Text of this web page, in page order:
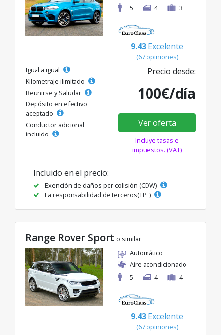
5
4 3
9.43 Excelente
(67 opiniones)
Igual a igual
Kilometraje ilimitado
Reunirse y Saludar
Depósito en efectivo
aceptado
Conductor adicional
incluido
Precio desde:
100€/día
Ver oferta
Incluye tasas e
impuestos. (VAT)
Incluido en el precio:
Exención de daños por colisión (CDW)
La responsabilidad de terceros(TPL)
Range Rover Sport o similar
Automático
Aire acondicionado
5
4 4
9.43 Excelente
(67 opiniones)